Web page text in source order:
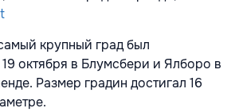
крупный град был
октября в Блумсбери и Ялборо в
Размер градин достигал 16